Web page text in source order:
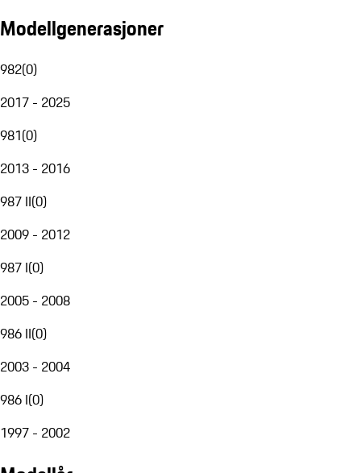
Modellgenerasjoner
982(0)
2017 - 2025
981(0)
2013 - 2016
987 II(0)
2009 - 2012
987 I(0)
2005 - 2008
986 II(0)
2003 - 2004
986 I(0)
1997 - 2002